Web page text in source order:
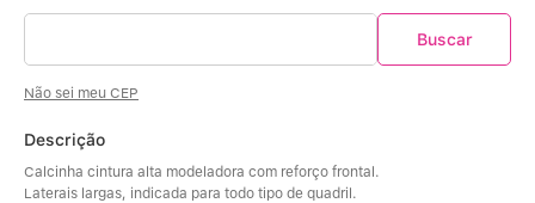
Não sei meu CEP
Descrição
Calcinha cintura alta modeladora com reforço frontal.
Laterais largas, indicada para todo tipo de quadril.